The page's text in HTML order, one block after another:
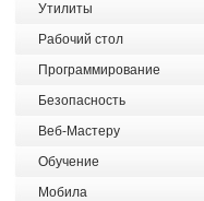
Утилиты
Рабочий стол
Программирование
Безопасность
Веб-Мастеру
Обучение
Мобила